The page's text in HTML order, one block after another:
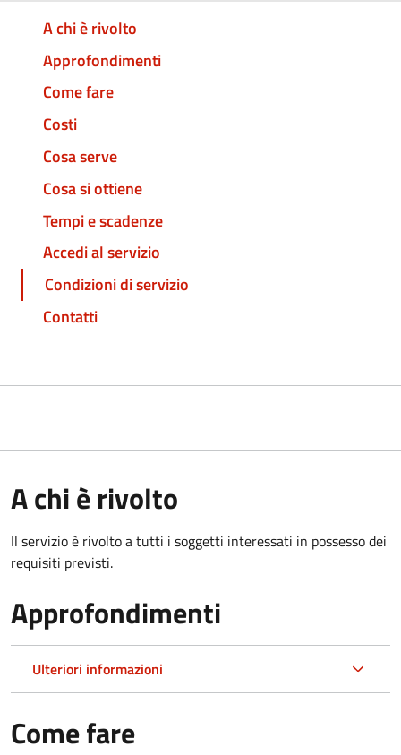
A chi è rivolto
Approfondimenti
Come fare
Costi
Cosa serve
Cosa si ottiene
Tempi e scadenze
Accedi al servizio
Condizioni di servizio
Contatti
A chi è rivolto
Il servizio è rivolto a tutti i soggetti interessati in possesso dei
requisiti previsti.
Approfondimenti
Ulteriori informazioni
Come fare